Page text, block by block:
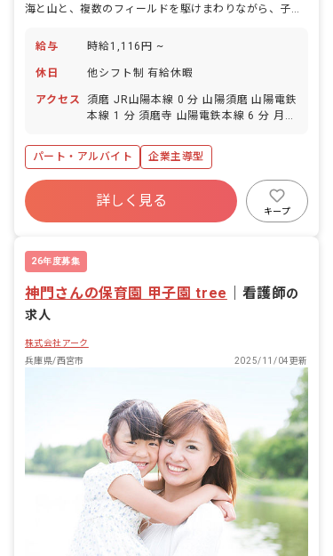
海と山と、複数のフィールドを駆けまわりながら、子どもたちは季節を丸ごと味わっていきます。
給与 時給1,116円 ~
休日 他シフト制 有給休暇
アクセス
須磨 JR山陽本線 0 分 山陽須磨 山陽電鉄
本線 1 分 須磨寺 山陽電鉄本線 6 分 月見
電鉄本線 16 分
パート・アルバイト 企業主導型
詳しく見る
キープ
26年度募集
神門さんの保育園 甲子園 tree 看護師の
求人
株式会社アーク
兵庫県/西宮市
2025/11/04更新